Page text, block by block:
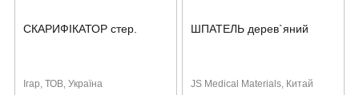
СКАРИФІКАТОР стер.
Ігар, ТОВ, Україна
ШПАТЕЛЬ дерев`яний
JS Medical Materials, Китай